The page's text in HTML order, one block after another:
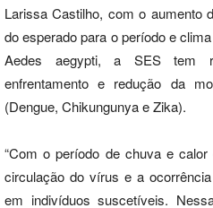
Larissa Castilho, com o aumento
do esperado para o período e
Aedes aegypti, a SES tem
enfrentamento e redução da
(Dengue, Chikungunya e Zika).
“Com o período de chuva e
circulação do vírus e a
em indivíduos suscetíveis.